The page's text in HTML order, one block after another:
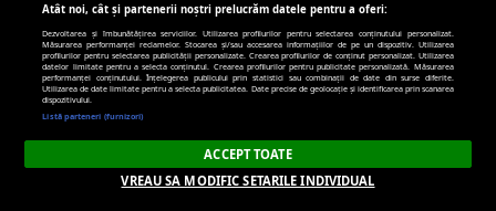
trafic.ro
trafic_bctrack, trafic_ranking
365 zile, 365 zile
Atât noi, cât și partenerii noștri prelucrăm datele pentru a oferi:
Dezvoltarea și îmbunătățirea serviciilor. Utilizarea profilurilor pentru selectarea conținutului personalizat.
Măsurarea performanței reclamelor. Stocarea și/sau accesarea informațiilor de pe un dispozitiv. Utilizarea
profilurilor pentru selectarea publicității personalizate. Crearea profilurilor de conținut personalizat. Utilizarea
datelor limitate pentru a selecta conținutul. Crearea profilurilor pentru publicitate personalizată. Măsurarea
performanței conținutului. Înțelegerea publicului prin statistici sau combinații de date din surse diferite.
Utilizarea de date limitate pentru a selecta publicitatea. Date precise de geolocație și identificarea prin scanarea
dispozitivului.
Listă parteneri (furnizori)
ACCEPT TOATE
VREAU SA MODIFIC SETARILE INDIVIDUAL